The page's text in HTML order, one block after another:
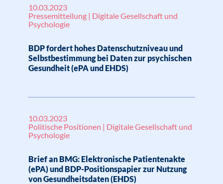
10.03.2023
Pressemitteilung | Digitale Gesellschaft und
Psychologie
BDP fordert hohes Datenschutzniveau und
Selbstbestimmung bei Daten zur psychischen
Gesundheit (ePA und EHDS)
10.03.2023
Politische Positionen | Digitale Gesellschaft und
Psychologie
Brief an BMG: Elektronische Patientenakte
(ePA) und BDP-Positionspapier zur Nutzung
von Gesundheitsdaten (EHDS)